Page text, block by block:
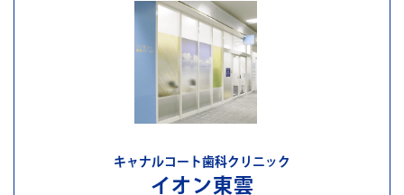
キャナルコート歯科クリニック
イオン東雲